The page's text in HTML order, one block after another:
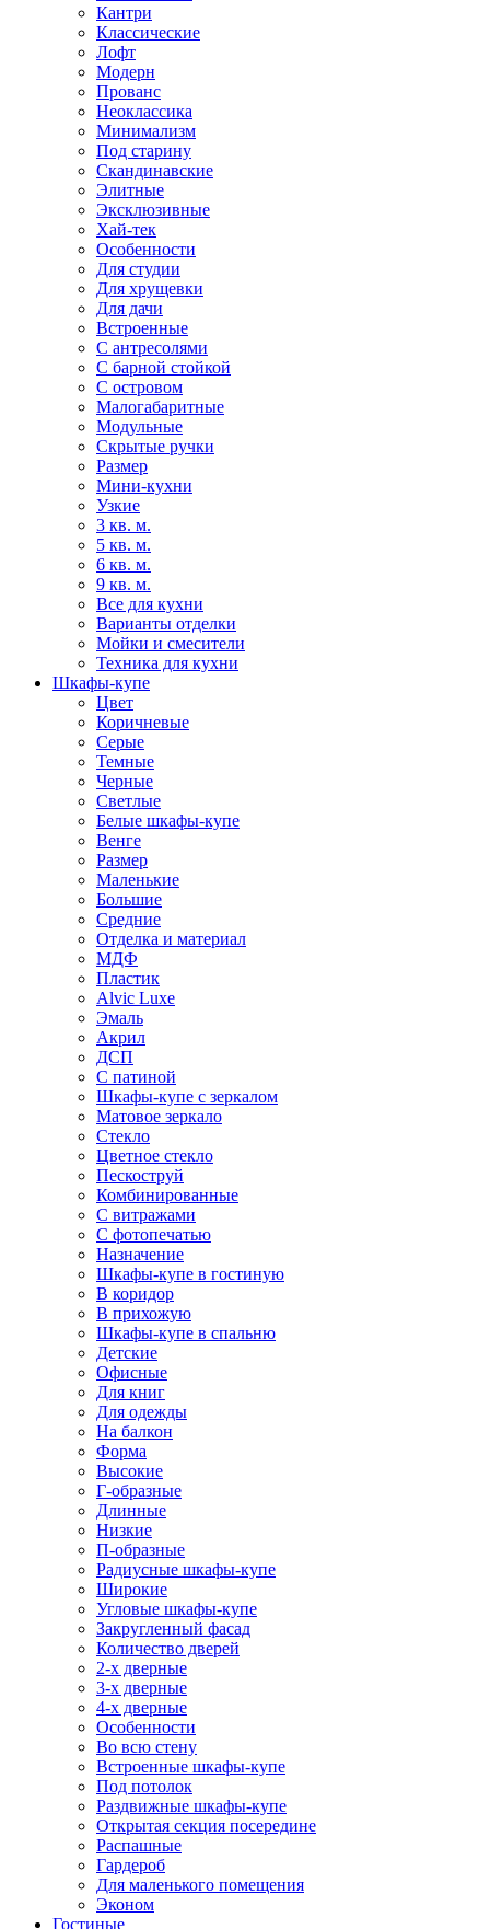
Кантри
Классические
Лофт
Модерн
Прованс
Неоклассика
Минимализм
Под старину
Скандинавские
Элитные
Эксклюзивные
Хай-тек
Особенности
Для студии
Для хрущевки
Для дачи
Встроенные
С антресолями
С барной стойкой
С островом
Малогабаритные
Модульные
Скрытые ручки
Размер
Мини-кухни
Узкие
3 кв. м.
5 кв. м.
6 кв. м.
9 кв. м.
Все для кухни
Варианты отделки
Мойки и смесители
Техника для кухни
Шкафы-купе
Цвет
Коричневые
Серые
Темные
Черные
Светлые
Белые шкафы-купе
Венге
Размер
Маленькие
Большие
Средние
Отделка и материал
МДФ
Пластик
Alvic Luxe
Эмаль
Акрил
ДСП
С патиной
Шкафы-купе с зеркалом
Матовое зеркало
Стекло
Цветное стекло
Пескоструй
Комбинированные
С витражами
С фотопечатью
Назначение
Шкафы-купе в гостиную
В коридор
В прихожую
Шкафы-купе в спальню
Детские
Офисные
Для книг
Для одежды
На балкон
Форма
Высокие
Г-образные
Длинные
Низкие
П-образные
Радиусные шкафы-купе
Широкие
Угловые шкафы-купе
Закругленный фасад
Количество дверей
2-х дверные
3-х дверные
4-х дверные
Особенности
Во всю стену
Встроенные шкафы-купе
Под потолок
Раздвижные шкафы-купе
Открытая секция посередине
Распашные
Гардероб
Для маленького помещения
Эконом
Гостиные